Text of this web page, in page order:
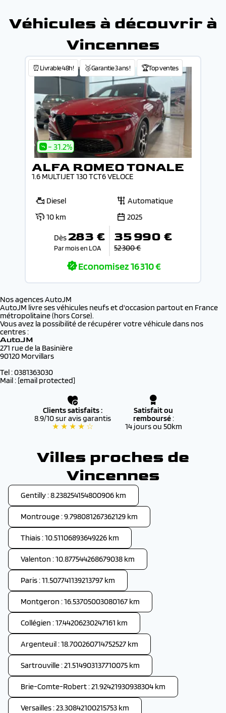
Véhicules à découvrir à
Vincennes
⏰Livrable 48h! 🥉Garantie 3 ans ! 🏆Top ventes
- 31.2%
ALFA ROMEO TONALE
1.6 MULTIJET 130 TCT6 VELOCE
Diesel
Automatique
10 km
2025
Dès 283 €
Par mois en LOA
35 990 €
52 300 €
Economisez16 310 €
Nos agences AutoJM
AutoJM livre ses véhicules neufs et d'occasion partout en France
métropolitaine (hors Corse).
Vous avez la possibilité de récupérer votre véhicule dans nos
centres :
AutoJM
271 rue de la Basinière
90120 Morvillars
Tel : 0381363030
Mail : [email protected]
Clients satisfaits :
8.9/10 sur avis garantis
★ ★ ★ ★ ☆
Satisfait ou
remboursé:
14 jours ou 50km
Villes proches de
Vincennes
Gentilly : 8.238254154800906 km
Montrouge : 9.798081267362129 km
Thiais : 10.51106893649226 km
Valenton : 10.877544268679038 km
Paris : 11.507741139213797 km
Montgeron : 16.53705003080167 km
Collégien : 17.44206230247161 km
Argenteuil : 18.700260714752527 km
Sartrouville : 21.514903137710075 km
Brie-Comte-Robert : 21.92421930938304 km
Versailles : 23.30842100215753 km